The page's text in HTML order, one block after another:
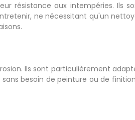
résistance aux intempéries. Ils
ne nécessitant qu'un
Ils sont particulièrement
besoin de peinture ou de